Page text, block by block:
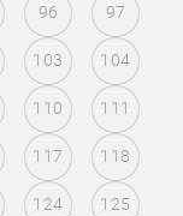
96 97
103 104
110 111
117 118
124 125